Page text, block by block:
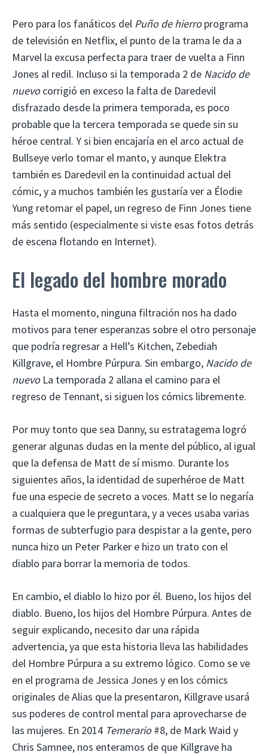
Pero para los fanáticos del Puño de hierroprograma
de televisión en Netflix, el punto de la trama le da a
Marvel la excusa perfecta para traer de vuelta a Finn
Jones al redil. Incluso si la temporada 2 de Nacido de
nuevocorrigió en exceso la falta de Daredevil
disfrazado desde la primera temporada, es poco
probable que la tercera temporada se quede sin su
héroe central. Y si bien encajaría en el arco actual de
Bullseye verlo tomar el manto, y aunque Elektra
también es Daredevil en la continuidad actual del
cómic, y a muchos también les gustaría ver a Élodie
Yung retomar el papel, un regreso de Finn Jones tiene
más sentido (especialmente si viste esas fotos detrás
de escena flotando en Internet).
El legado del hombre morado
Hasta el momento, ninguna filtración nos ha dado
motivos para tener esperanzas sobre el otro personaje
que podría regresar a Hell’s Kitchen, Zebediah
Killgrave, el Hombre Púrpura. Sin embargo, Nacido de
nuevoLa temporada 2 allana el camino para el
regreso de Tennant, si siguen los cómics libremente.
Por muy tonto que sea Danny, su estratagema logró
generar algunas dudas en la mente del público, al igual
que la defensa de Matt de sí mismo. Durante los
siguientes años, la identidad de superhéroe de Matt
fue una especie de secreto a voces. Matt se lo negaría
a cualquiera que le preguntara, y a veces usaba varias
formas de subterfugio para despistar a la gente, pero
nunca hizo un Peter Parker e hizo un trato con el
diablo para borrar la memoria de todos.
En cambio, el diablo lo hizo por él. Bueno, los hijos del
diablo. Bueno, los hijos del Hombre Púrpura. Antes de
seguir explicando, necesito dar una rápida
advertencia, ya que esta historia lleva las habilidades
del Hombre Púrpura a su extremo lógico. Como se ve
en el programa de Jessica Jones y en los cómics
originales de Alias ​​que la presentaron, Killgrave usará
sus poderes de control mental para aprovecharse de
las mujeres. En 2014 Temerario#8, de Mark Waid y
Chris Samnee, nos enteramos de que Killgrave ha